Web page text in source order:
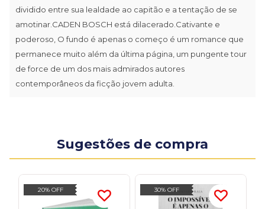
dividido entre sua lealdade ao capitão e a tentação de se
amotinar.CADEN BOSCH está dilacerado.Cativante e
poderoso, O fundo é apenas o começo é um romance que
permanece muito além da última página, um pungente tour
de force de um dos mais admirados autores
contemporâneos da ficção jovem adulta.
Sugestões de compra
20% OFF 30% OFF